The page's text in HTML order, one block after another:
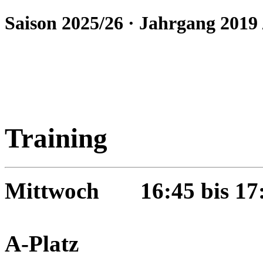
Saison 2025/26 · Jahrgang 2019
Training
Mittwoch 16:45 bis
A-Platz